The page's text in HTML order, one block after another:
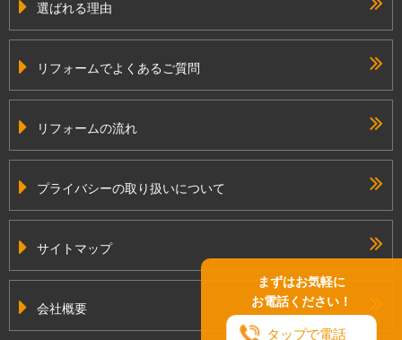
まずはお気軽に
お電話ください！
タップで電話
選ばれる理由
リフォームでよくあるご質問
リフォームの流れ
プライバシーの取り扱いについて
サイトマップ
会社概要